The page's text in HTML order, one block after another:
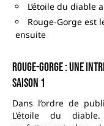
L’étoile du diable
Rouge-Gorge est
ensuite
Rouge-Gorge : une
saison 1
Dans l’ordre de
L’étoile du